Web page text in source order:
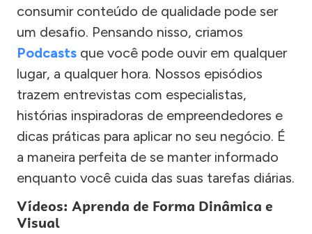
consumir conteúdo de qualidade pode ser
um desafio. Pensando nisso, criamos
Podcasts que você pode ouvir em qualquer
lugar, a qualquer hora. Nossos episódios
trazem entrevistas com especialistas,
histórias inspiradoras de empreendedores e
dicas práticas para aplicar no seu negócio. É
a maneira perfeita de se manter informado
enquanto você cuida das suas tarefas diárias.
Vídeos: Aprenda de Forma Dinâmica e
Visual